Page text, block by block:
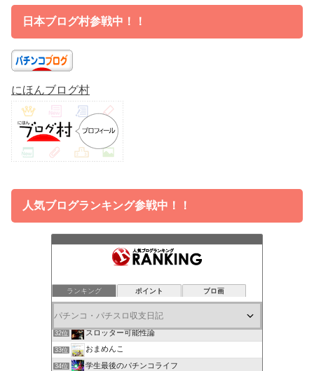
日本ブログ村参戦中！！
にほんブログ村
人気ブログランキング参戦中！！
ランキング ポイント ブロ画
30位 広川のまぁまぁ逆十万枚
31位 とあるWebコメンテーター･調査員の雑用議事録
32位 スロッター可能性論
33位 おまめんこ
34位 学生最後のパチンコライフ